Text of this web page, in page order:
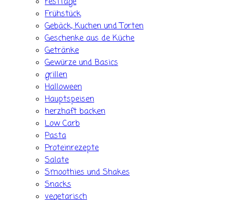
Frühstück
Gebäck, Kuchen und Torten
Geschenke aus de Küche
Getränke
Gewürze und Basics
grillen
Halloween
Hauptspeisen
herzhaft backen
Low Carb
Pasta
Proteinrezepte
Salate
Smoothies und Shakes
Snacks
vegetarisch